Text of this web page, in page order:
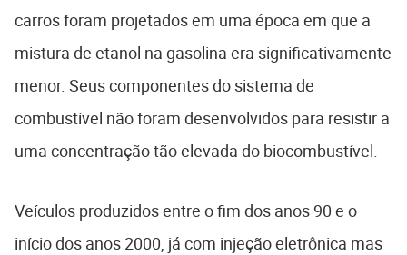
carros foram projetados em uma época em que a
mistura de etanol na gasolina era significativamente
menor. Seus componentes do sistema de
combustível não foram desenvolvidos para resistir a
uma concentração tão elevada do biocombustível.
Veículos produzidos entre o fim dos anos 90 e o
início dos anos 2000, já com injeção eletrônica mas